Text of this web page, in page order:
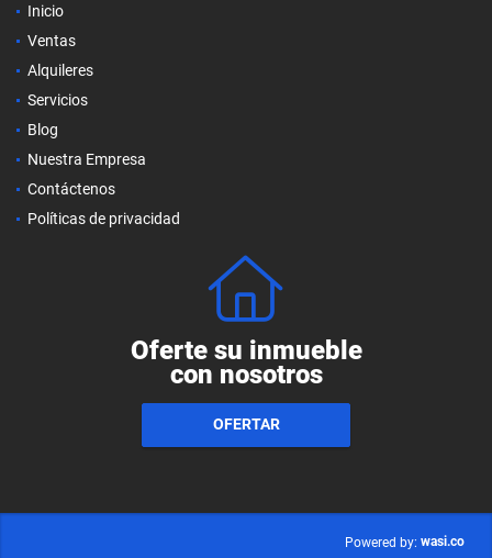
Inicio
Ventas
Alquileres
Servicios
Blog
Nuestra Empresa
Contáctenos
Políticas de privacidad
Oferte su inmueble
con nosotros
OFERTAR
Powered by: wasi.co